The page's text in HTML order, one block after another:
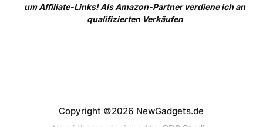
um Affiliate-Links! Als Amazon-Partner verdiene ich an
qualifizierten Verkäufen
Copyright ©2026 NewGadgets.de